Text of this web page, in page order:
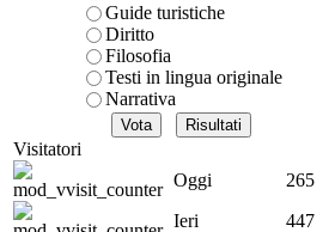
Guide turistiche
Diritto
Filosofia
Testi in lingua originale
Narrativa
Visitatori
Oggi
265
Ieri
447